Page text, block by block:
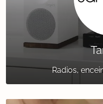
Radios,